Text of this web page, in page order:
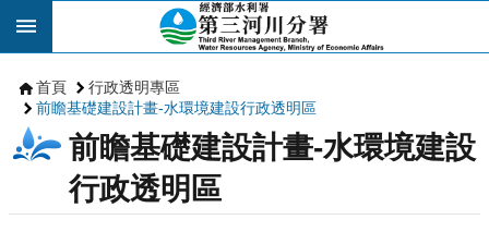
跳到主要內容區塊
首頁
行政透明專區
前瞻基礎建設計畫-水環境建設行政透明區
前瞻基礎建設計畫-水環境建設
行政透明區